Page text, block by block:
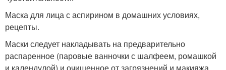
Маска для лица с аспирином в домашних условиях,
рецепты.
Маски следует накладывать на предварительно
распаренное (паровые ванночки с шалфеем, ромашкой